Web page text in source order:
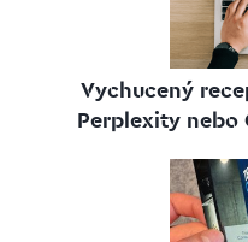
Vychucený
Perplexity nebo